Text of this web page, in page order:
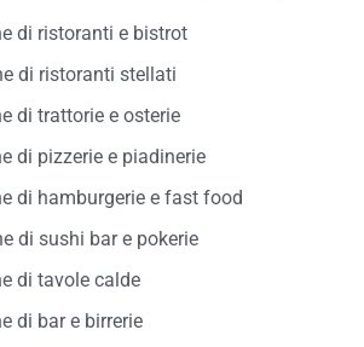
di ristoranti e bistrot
di ristoranti stellati
di trattorie e osterie
di pizzerie e piadinerie
di hamburgerie e fast food
di sushi bar e pokerie
di tavole calde
di bar e birrerie